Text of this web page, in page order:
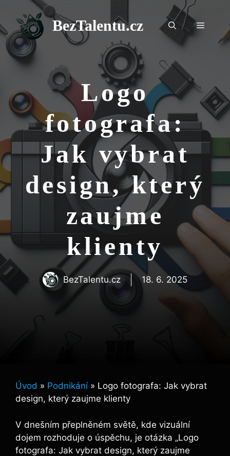
Přeskočit
obsah
BezTalentu.cz Menu
Logo
fotografa:
Jak vybrat
design, který
zaujme
klienty
BezTalentu.cz 18. 6. 2025
Úvod » Podnikání » Logo fotografa: Jak vybrat
design, který zaujme klienty
V dnešním přeplněném světě, kde vizuální
dojem rozhoduje o úspěchu, je otázka „Logo
fotografa: Jak vybrat design, který zaujme